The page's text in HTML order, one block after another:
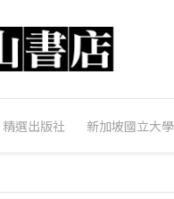
精選出版社 新加坡國立大